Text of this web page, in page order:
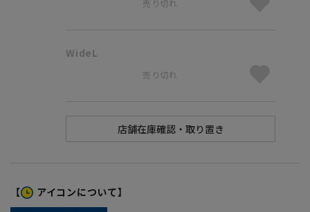
売り切れ
WideL
売り切れ
【 アイコンについて】